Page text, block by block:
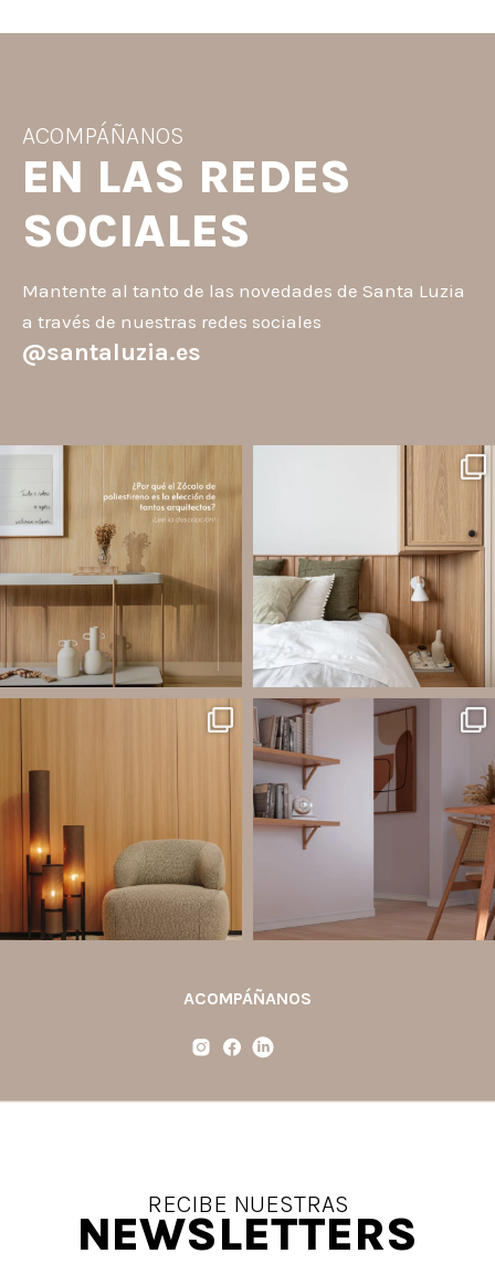
ACOMPÁÑANOS
EN LAS REDES
SOCIALES
Mantente al tanto de las novedades de Santa Luzia
a través de nuestras redes sociales
@santaluzia.es
Los Zócalos de poliestireno ganaron
protagonismo en la arquitectura porque
combinan estética, practicidad y
desempeño en un solo producto.
...
tradicional? ¡Los Revestimientos de
pared Santa Luzia pueden ser la
Líneas como Waves, Gizé y...
Jul 14
1 0
paredes decorativas, respaldos de
2 0
santaluzia.es
¿Zócalo blanco, negro, gris, fendi o
beige? La elección puede cambiar por
completo la percepción de un
ambiente y aportar aún más valor a tu
proyecto.
ACOMPÁÑANOS
RECIBE NUESTRAS
NEWSLETTERS